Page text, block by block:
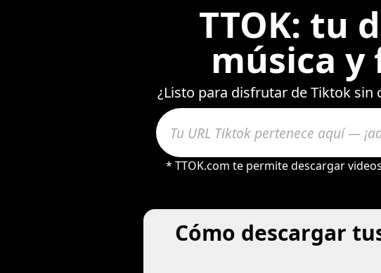
TTOK: tu
música
¿Listo para disfrutar de Tiktok sin
* TTOK.com te permite descargar
Cómo descargar